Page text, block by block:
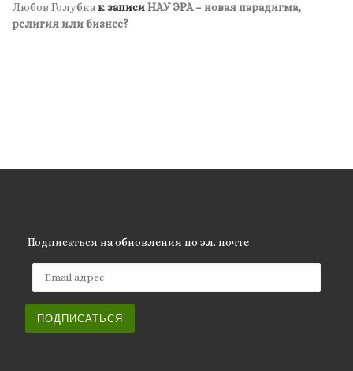
Любов Голубкак записиНАУ ЭРА – новая парадигма,
религия или бизнес?
Подписаться на обновления по эл. почте
ПОДПИСАТЬСЯ